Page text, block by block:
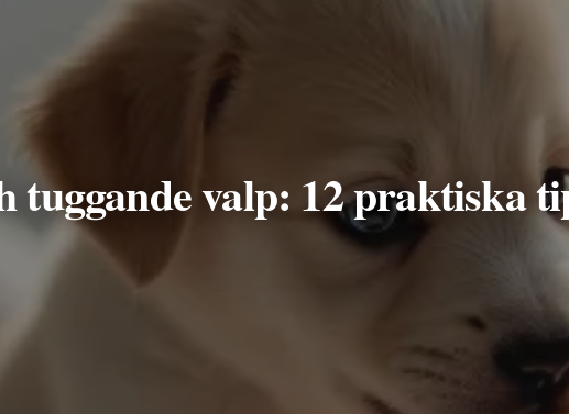
tuggande valp: 12 praktiska